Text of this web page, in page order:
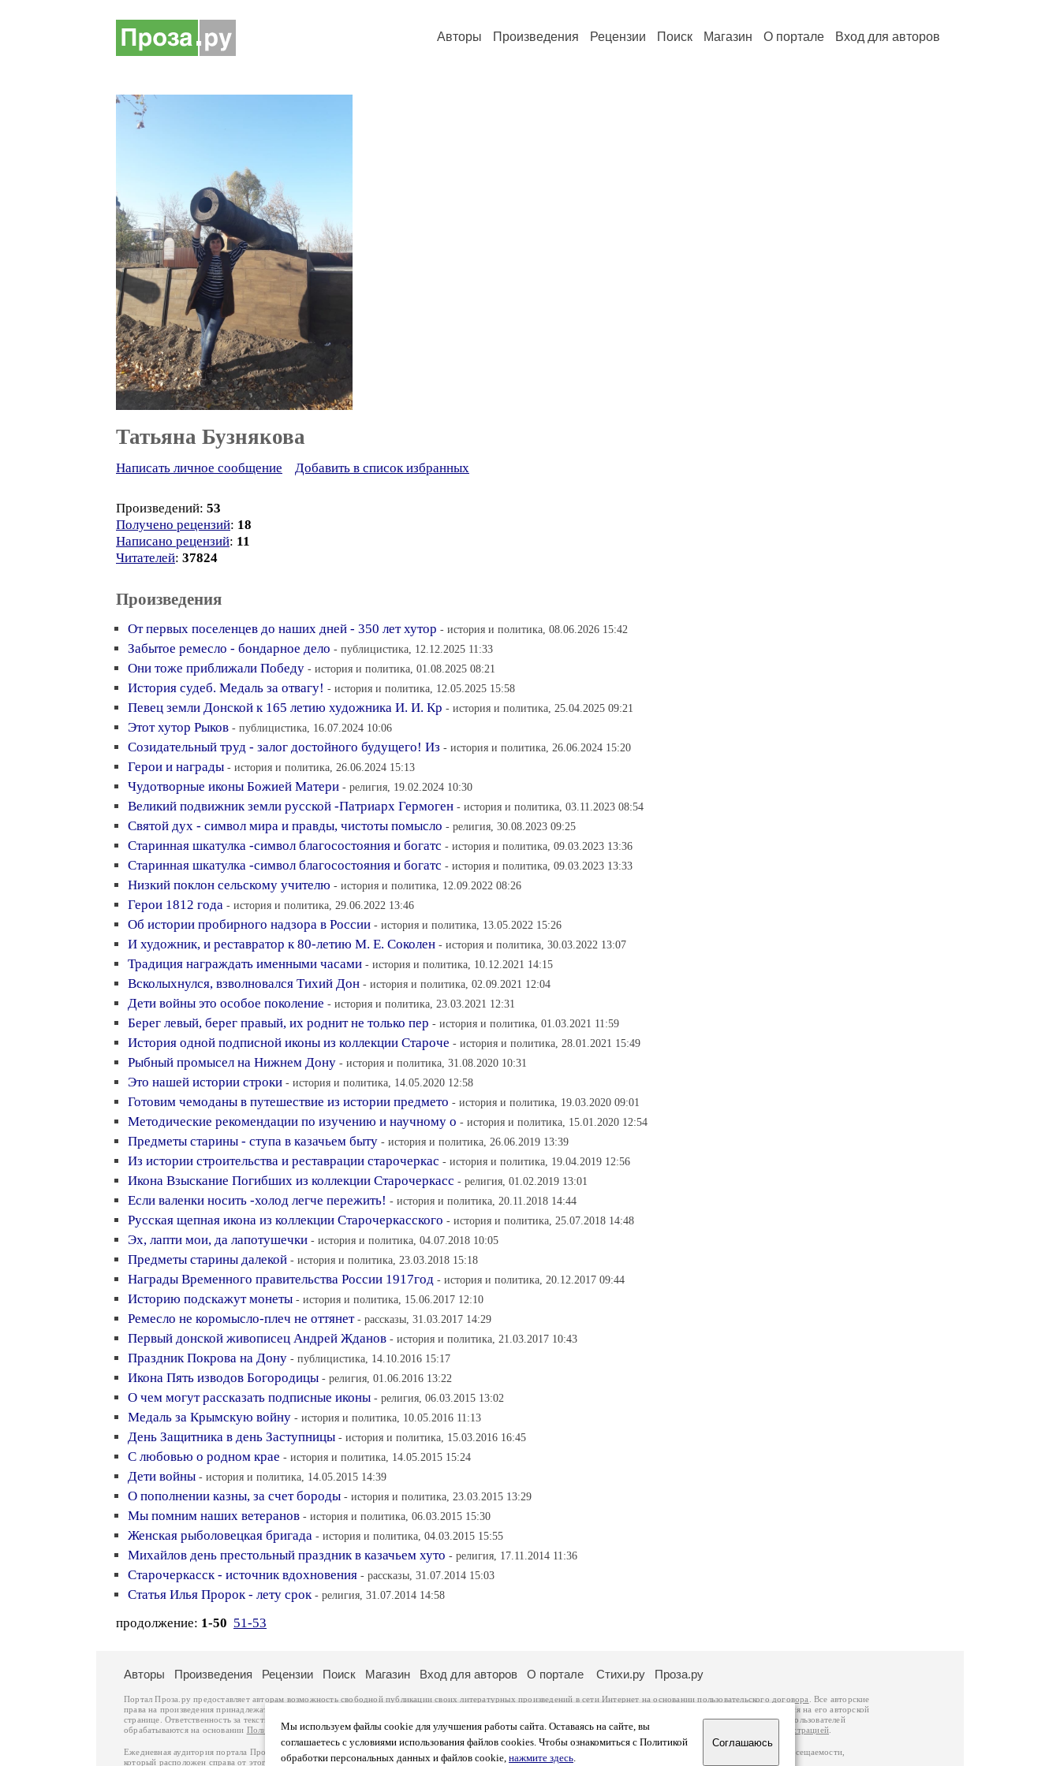
Авторы Произведения Рецензии Поиск Магазин О портале Вход для авторов
Татьяна Бузнякова
Написать личное сообщение Добавить в список избранных
Произведений: 53
Получено рецензий: 18
Написано рецензий: 11
Читателей: 37824
Произведения
От первых поселенцев до наших дней - 350 лет хутор - история и политика, 08.06.2026 15:42
Забытое ремесло - бондарное дело - публицистика, 12.12.2025 11:33
Они тоже приближали Победу - история и политика, 01.08.2025 08:21
История судеб. Медаль за отвагу! - история и политика, 12.05.2025 15:58
Певец земли Донской к 165 летию художника И. И. Кр - история и политика, 25.04.2025 09:21
Этот хутор Рыков - публицистика, 16.07.2024 10:06
Созидательный труд - залог достойного будущего! Из - история и политика, 26.06.2024 15:20
Герои и награды - история и политика, 26.06.2024 15:13
Чудотворные иконы Божией Матери - религия, 19.02.2024 10:30
Великий подвижник земли русской -Патриарх Гермоген - история и политика, 03.11.2023 08:54
Святой дух - символ мира и правды, чистоты помысло - религия, 30.08.2023 09:25
Старинная шкатулка -символ благосостояния и богатс - история и политика, 09.03.2023 13:36
Старинная шкатулка -символ благосостояния и богатс - история и политика, 09.03.2023 13:33
Низкий поклон сельскому учителю - история и политика, 12.09.2022 08:26
Герои 1812 года - история и политика, 29.06.2022 13:46
Об истории пробирного надзора в России - история и политика, 13.05.2022 15:26
И художник, и реставратор к 80-летию М. Е. Соколен - история и политика, 30.03.2022 13:07
Традиция награждать именными часами - история и политика, 10.12.2021 14:15
Всколыхнулся, взволновался Тихий Дон - история и политика, 02.09.2021 12:04
Дети войны это особое поколение - история и политика, 23.03.2021 12:31
Берег левый, берег правый, их роднит не только пер - история и политика, 01.03.2021 11:59
История одной подписной иконы из коллекции Староче - история и политика, 28.01.2021 15:49
Рыбный промысел на Нижнем Дону - история и политика, 31.08.2020 10:31
Это нашей истории строки - история и политика, 14.05.2020 12:58
Готовим чемоданы в путешествие из истории предмето - история и политика, 19.03.2020 09:01
Методические рекомендации по изучению и научному о - история и политика, 15.01.2020 12:54
Предметы старины - ступа в казачьем быту - история и политика, 26.06.2019 13:39
Из истории строительства и реставрации старочеркас - история и политика, 19.04.2019 12:56
Икона Взыскание Погибших из коллекции Старочеркасс - религия, 01.02.2019 13:01
Если валенки носить -холод легче пережить! - история и политика, 20.11.2018 14:44
Русская щепная икона из коллекции Старочеркасского - история и политика, 25.07.2018 14:48
Эх, лапти мои, да лапотушечки - история и политика, 04.07.2018 10:05
Предметы старины далекой - история и политика, 23.03.2018 15:18
Награды Временного правительства России 1917год - история и политика, 20.12.2017 09:44
Историю подскажут монеты - история и политика, 15.06.2017 12:10
Ремесло не коромысло-плеч не оттянет - рассказы, 31.03.2017 14:29
Первый донской живописец Андрей Жданов - история и политика, 21.03.2017 10:43
Праздник Покрова на Дону - публицистика, 14.10.2016 15:17
Икона Пять изводов Богородицы - религия, 01.06.2016 13:22
О чем могут рассказать подписные иконы - религия, 06.03.2015 13:02
Медаль за Крымскую войну - история и политика, 10.05.2016 11:13
День Защитника в день Заступницы - история и политика, 15.03.2016 16:45
С любовью о родном крае - история и политика, 14.05.2015 15:24
Дети войны - история и политика, 14.05.2015 14:39
О пополнении казны, за счет бороды - история и политика, 23.03.2015 13:29
Мы помним наших ветеранов - история и политика, 06.03.2015 15:30
Женская рыболовецкая бригада - история и политика, 04.03.2015 15:55
Михайлов день престольный праздник в казачьем хуто - религия, 17.11.2014 11:36
Старочеркасск - источник вдохновения - рассказы, 31.07.2014 15:03
Статья Илья Пророк - лету срок - религия, 31.07.2014 14:58
продолжение: 1-50 51-53
Мы используем файлы cookie для улучшения работы сайта. Оставаясь на сайте, вы
соглашаетесь с условиями использования файлов cookies. Чтобы ознакомиться с Политикой
обработки персональных данных и файлов cookie, нажмите здесь.
Соглашаюсь
Авторы Произведения Рецензии Поиск Магазин Вход для авторов О портале Стихи.ру Проза.ру
Портал Проза.ру предоставляет авторам возможность свободной публикации своих литературных произведений в сети Интернет на основаниипользовательского договора
. Все авторские
права на произведения принадлежат авторам и охраняются
. Перепечатка произведений возможна только с согласия его автора, к которому вы можете обратиться на его авторской
странице. Ответственность за тексты произведений авторы несут самостоятельно на основании
законодательства Российской Федерации. Данные пользователей
обрабатываются на основании Политики обработки персональных данных. Вы также можете посмотреть более подробнуюинформацию о портале связаться с администрацией
Ежедневная аудитория портала Проза.ру – порядка 100 тысяч посетителей, которые в общей сумме просматривают более полумиллиона страниц по данным счетчика посещаемости,
который расположен справа от этого текста. В каждой графе указано по две цифры: количество просмотров и количество посетителей.